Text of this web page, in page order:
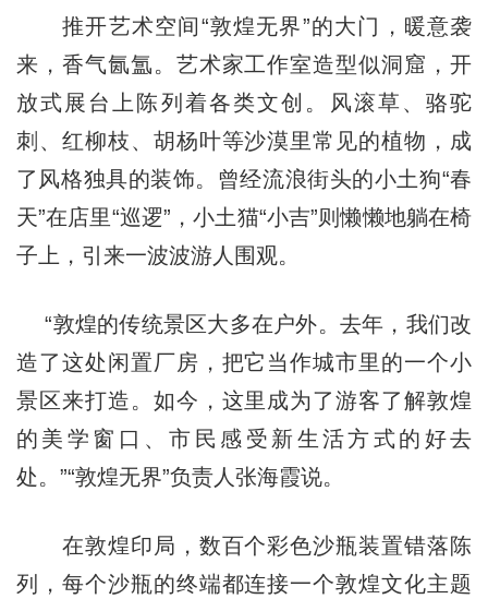
推开艺术空间“敦煌无界”的大门，暖意袭
来，香气氤氲。艺术家工作室造型似洞窟，开
放式展台上陈列着各类文创。风滚草、骆驼
刺、红柳枝、胡杨叶等沙漠里常见的植物，成
了风格独具的装饰。曾经流浪街头的小土狗“春
天”在店里“巡逻”，小土猫“小吉”则懒懒地躺在椅
子上，引来一波波游人围观。
“敦煌的传统景区大多在户外。去年，我们改
造了这处闲置厂房，把它当作城市里的一个小
景区来打造。如今，这里成为了游客了解敦煌
的美学窗口、市民感受新生活方式的好去
处。”“敦煌无界”负责人张海霞说。
在敦煌印局，数百个彩色沙瓶装置错落陈
列，每个沙瓶的终端都连接一个敦煌文化主题